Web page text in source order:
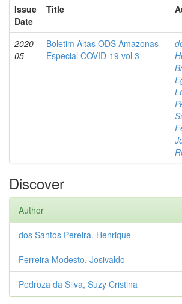
Issue
Date
Title
2020-
05
Boletim Altas ODS Amazonas -
Especial COVID-19 vol 3
Discover
Author
dos Santos Pereira, Henrique
Ferreira Modesto, Josivaldo
Pedroza da Silva, Suzy Cristina